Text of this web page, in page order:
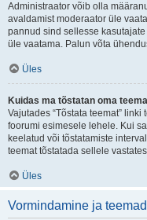
Administraator võib olla
avaldamist moderaator üle
pannud sind sellesse
üle vaatama. Palun võta
Üles
Kuidas ma tõstatan oma
Vajutades “Tõstata teemat”
foorumi esimesele lehele. Kui
keelatud või tõstatamiste
teemat tõstatada sellele
Üles
Vormindamine ja